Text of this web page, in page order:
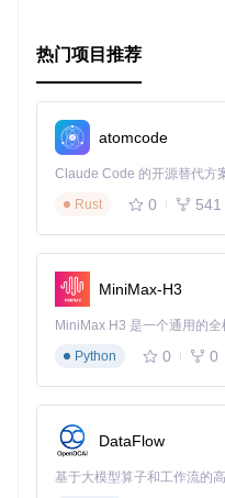
热门项目推荐
atomcode
Rust
0 541
MiniMax-H3
Python
0 0
DataFlow
基于大模型算子和工作流的